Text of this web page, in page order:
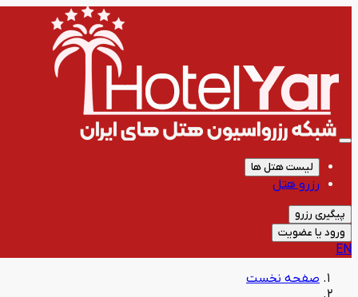
لیست هتل ها
رزرو هتل
پیگیری رزرو
ورود یا عضویت
EN
صفحه نخست